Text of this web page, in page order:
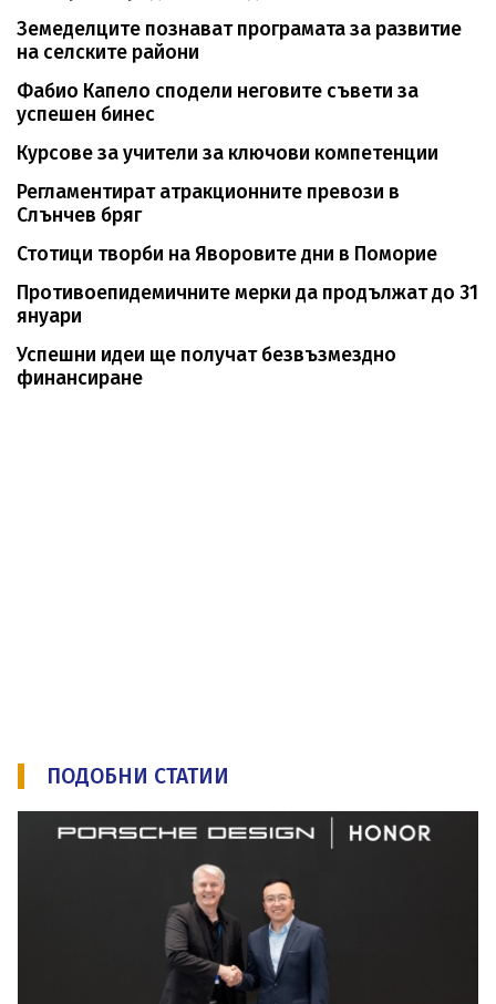
Земеделците познават програмата за развитие
на селските райони
Фабио Капело сподели неговите съвети за
успешен бинес
Курсове за учители за ключови компетенции
Регламентират атракционните превози в
Слънчев бряг
Стотици творби на Яворовите дни в Поморие
Противоепидемичните мерки да продължат до 31
януари
Успешни идеи ще получат безвъзмездно
финансиране
ПОДОБНИ СТАТИИ